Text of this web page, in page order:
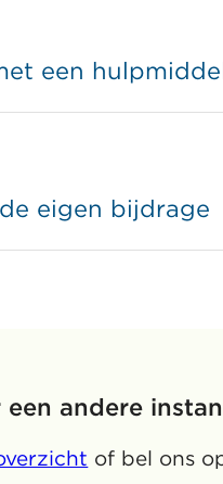
een
eigen bijdrage
een andere
of bel ons